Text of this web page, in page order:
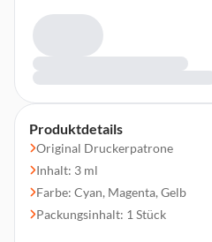
Produktdetails
Original Druckerpatrone
Inhalt: 3 ml
Farbe: Cyan, Magenta, Gelb
Packungsinhalt: 1 Stück